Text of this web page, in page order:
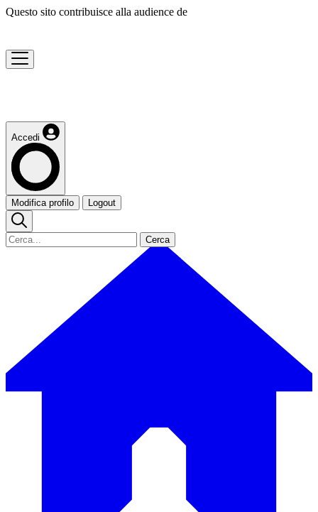
Questo sito contribuisce alla audience de
Accedi
Modifica profilo Logout
Cerca